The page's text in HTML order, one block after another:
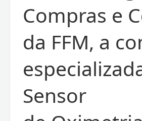
Compras e
da FFM, a
Sensor